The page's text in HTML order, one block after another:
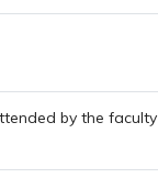
by the faculty